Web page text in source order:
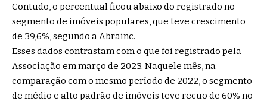
Contudo, o percentual ficou abaixo do registrado no
segmento de imóveis populares, que teve crescimento
de 39,6%, segundo a Abrainc.
Esses dados contrastam com o que foi registrado pela
Associação em março de 2023. Naquele mês, na
comparação com o mesmo período de 2022, o segmento
de médio e alto padrão de imóveis teve recuo de 60% no